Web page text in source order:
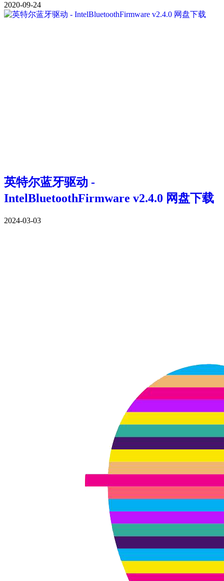
2020-09-24
英特尔蓝牙驱动 -
IntelBluetoothFirmware v2.4.0 网盘下载
2024-03-03